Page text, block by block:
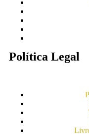
Política Legal